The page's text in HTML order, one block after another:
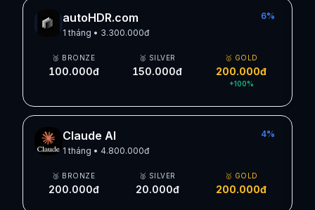
autoHDR.com
1 tháng • 3.300.000đ
6%
🥉 BRONZE
100.000đ
🥈 SILVER
150.000đ
🥇 GOLD
200.000đ
+100%
Claude AI
1 tháng • 4.800.000đ
4%
🥉 BRONZE
200.000đ
🥈 SILVER
20.000đ
🥇 GOLD
200.000đ